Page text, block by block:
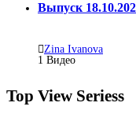
Выпуск
Zina Ivanova
1 Видео
Top View Seriess